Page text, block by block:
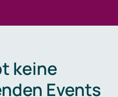
keine
Events